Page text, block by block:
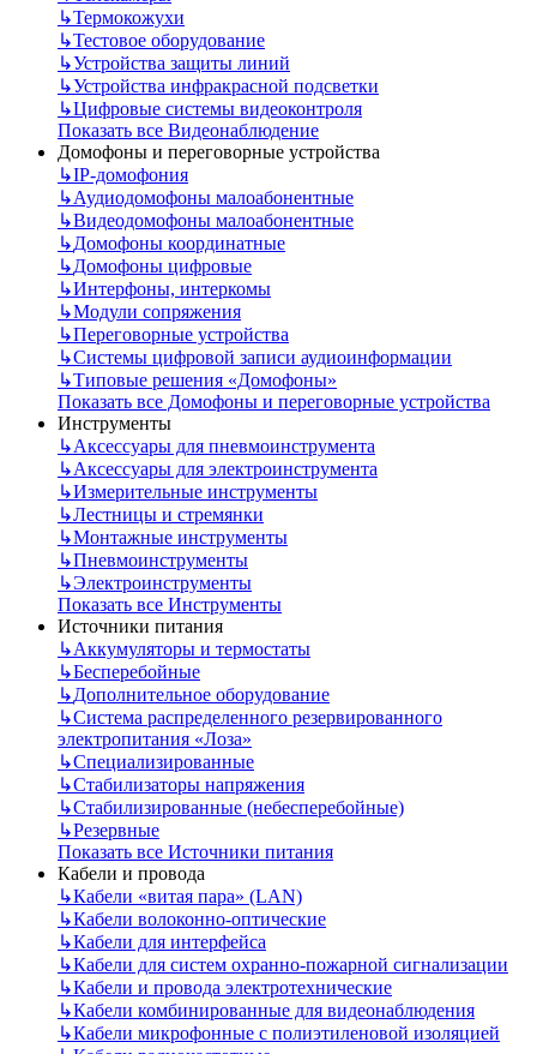
↳Термокожухи
↳Тестовое оборудование
↳Устройства защиты линий
↳Устройства инфракрасной подсветки
↳Цифровые системы видеоконтроля
Показать все Видеонаблюдение
Домофоны и переговорные устройства
↳IP-домофония
↳Аудиодомофоны малоабонентные
↳Видеодомофоны малоабонентные
↳Домофоны координатные
↳Домофоны цифровые
↳Интерфоны, интеркомы
↳Модули сопряжения
↳Переговорные устройства
↳Системы цифровой записи аудиоинформации
↳Типовые решения «Домофоны»
Показать все Домофоны и переговорные устройства
Инструменты
↳Аксессуары для пневмоинструмента
↳Аксессуары для электроинструмента
↳Измерительные инструменты
↳Лестницы и стремянки
↳Монтажные инструменты
↳Пневмоинструменты
↳Электроинструменты
Показать все Инструменты
Источники питания
↳Аккумуляторы и термостаты
↳Бесперебойные
↳Дополнительное оборудование
↳Система распределенного резервированного
электропитания «Лоза»
↳Специализированные
↳Стабилизаторы напряжения
↳Стабилизированные (небесперебойные)
↳Резервные
Показать все Источники питания
Кабели и провода
↳Кабели «витая пара» (LAN)
↳Кабели волоконно-оптические
↳Кабели для интерфейса
↳Кабели для систем охранно-пожарной сигнализации
↳Кабели и провода электротехнические
↳Кабели комбинированные для видеонаблюдения
↳Кабели микрофонные с полиэтиленовой изоляцией